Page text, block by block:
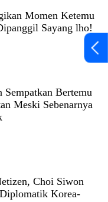
Momen Ketemu
Sayang lho!
Bertemu
Meski Sebenarnya
Choi Siwon
Korea-